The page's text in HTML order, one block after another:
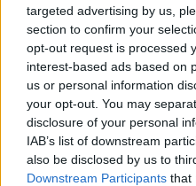
targeted advertising by us,
section to confirm your
opt-out request is processed
interest-based ads based on
us or personal information
your opt-out. You may
disclosure of your personal
IAB’s list of downstream
also be disclosed by us to
Downstream Participants that
ΠΡΟΣΘΕΣΤΕ ΤΟ